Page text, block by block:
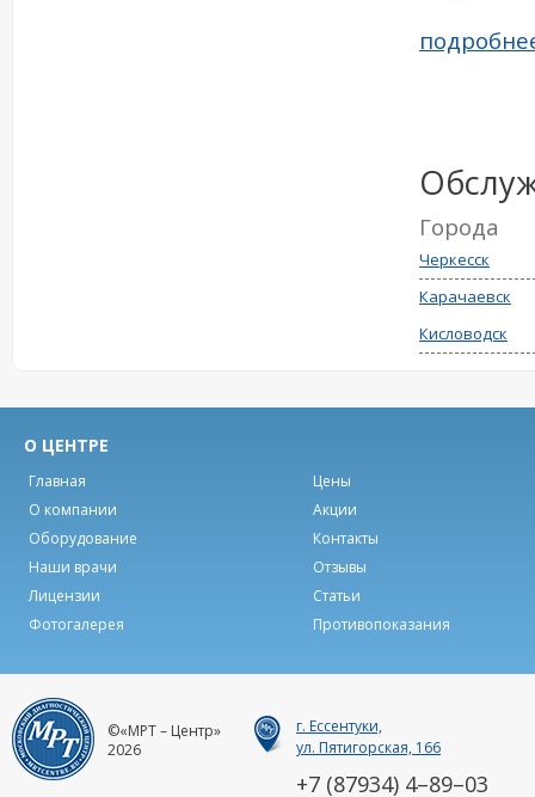
Города
Черкесск
Карачаевск
Кисловодск
О ЦЕНТРЕ
Главная
Цены
О компании
Акции
Оборудование
Контакты
Наши врачи
Отзывы
Лицензии
Статьи
Фотогалерея
Противопоказания
©«МРТ – Центр»
2026
г. Ессентуки,
ул. Пятигорская, 166
+7 (87934) 4–89–03